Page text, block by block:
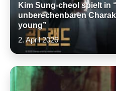
Kim Sung-cheol spielt in
unberechenbaren
young”
2. April 2026